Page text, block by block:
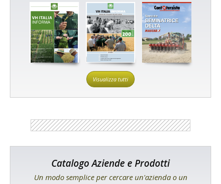
Visualizza tutti
Catalogo Aziende e Prodotti
Un modo semplice per cercare un'azienda o un